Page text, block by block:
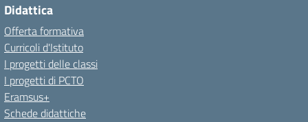
Didattica
Offerta formativa
Curricoli d'Istituto
I progetti delle classi
I progetti di PCTO
Eramsus+
Schede didattiche